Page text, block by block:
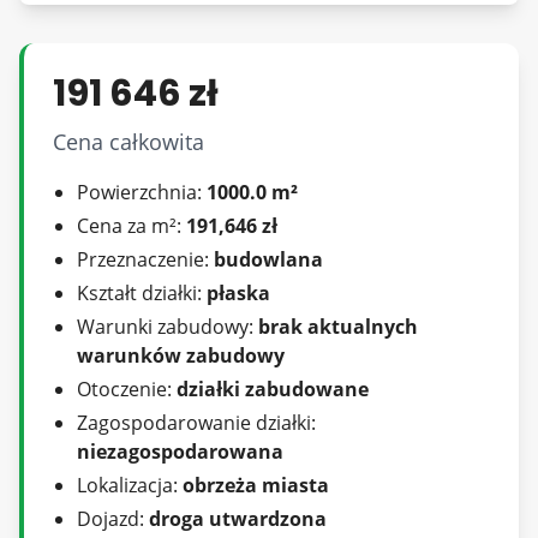
Wszystkie nasze oferty: www.mojdom-
WARUNKI WSPÓŁPRACY - pracujemy wyłącznie
Posiadamy odpowiednie kwalifikacje do
prowadzenia działalności zawiązanej z
pośrednictwem w obrocie nieruchomościami -
licencja nr 14966.
Przedsiębiorca posiada ważne ubezpieczenie od
odpowiedzialności cywilnej.
Agencja Nieruchomości MÓJ DOM gwarantuje
kompleksową obsługę formalności związanych z
obrotem nieruchomościami.
Pomagamy w uzyskaniu kredytów hipotecznych.
Zapraszamy także do naszego biura!
Czekamy na Ciebie :)
191 646 zł
Cena całkowita
Powierzchnia: 1000.0 m²
Cena za m²: 191,646 zł
Przeznaczenie: budowlana
Kształt działki: płaska
Warunki zabudowy: brak aktualnych
warunków zabudowy
Otoczenie: działki zabudowane
Zagospodarowanie działki:
niezagospodarowana
Lokalizacja: obrzeża miasta
Dojazd: droga utwardzona